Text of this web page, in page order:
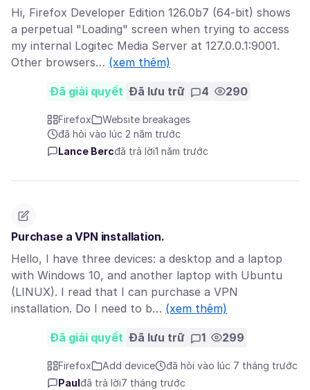
Hi, Firefox Developer Edition 126.0b7 (64-bit) shows
a perpetual "Loading" screen when trying to access
my internal Logitec Media Server at 127.0.0.1:9001.
Other browsers… (xem thêm)
Đã giải quyết Đã lưu trữ 4 290
Firefox
Website breakages
đã hỏi vào lúc 2 năm trước
Lance Bercđã trả lời1 năm trước
Purchase a VPN installation.
Hello, I have three devices: a desktop and a laptop
with Windows 10, and another laptop with Ubuntu
(LINUX). I read that I can purchase a VPN
installation. Do I need to b… (xem thêm)
Đã giải quyết Đã lưu trữ 1 299
Firefox Add device
đã hỏi vào lúc 7 tháng trước
Paul đã trả lời7 tháng trước